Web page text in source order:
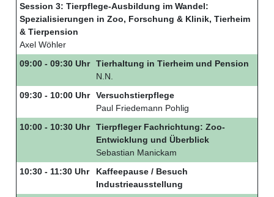
Session 3: Tierpflege-Ausbildung im Wandel:
Spezialisierungen in Zoo, Forschung & Klinik, Tierheim
& Tierpension
Axel Wöhler
09:00 - 09:30 Uhr
Tierhaltung in Tierheim und Pension
N.N.
09:30 - 10:00 Uhr
Versuchstierpflege
Paul Friedemann Pohlig
10:00 - 10:30 Uhr
Tierpfleger Fachrichtung: Zoo-
Entwicklung und Überblick
Sebastian Manickam
10:30 - 11:30 Uhr
Kaffeepause / Besuch
Industrieausstellung